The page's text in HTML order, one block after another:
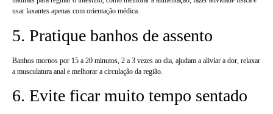
usar laxantes apenas com orientação médica.
5. Pratique banhos de assento
Banhos mornos por 15 a 20 minutos, 2 a 3 vezes ao dia, ajudam a aliviar a dor, relaxar
a musculatura anal e melhorar a circulação da região.
6. Evite ficar muito tempo sentado